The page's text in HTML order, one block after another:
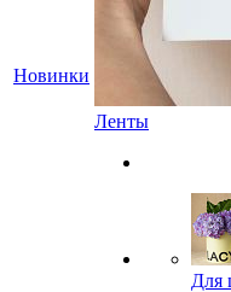
Новинки
Ленты
Для